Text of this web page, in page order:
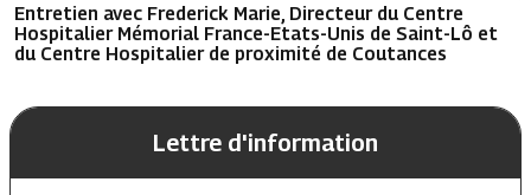
Entretien avec Frederick Marie, Directeur du Centre
Hospitalier Mémorial France-Etats-Unis de Saint-Lô et
du Centre Hospitalier de proximité de Coutances
Lettre d'information